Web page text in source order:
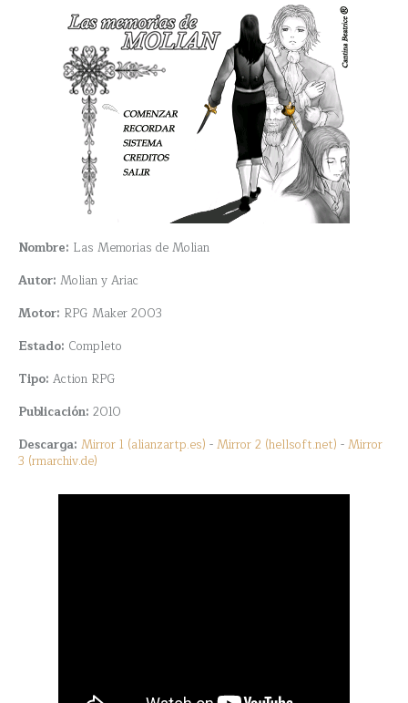
Nombre: Las Memorias de Molian
Autor: Molian y Ariac
Motor: RPG Maker 2003
Estado: Completo
Tipo: Action RPG
Publicación: 2010
Descarga: Mirror 1 (alianzartp.es) -Mirror 2 (hellsoft.net) -Mirror
3 (rmarchiv.de)